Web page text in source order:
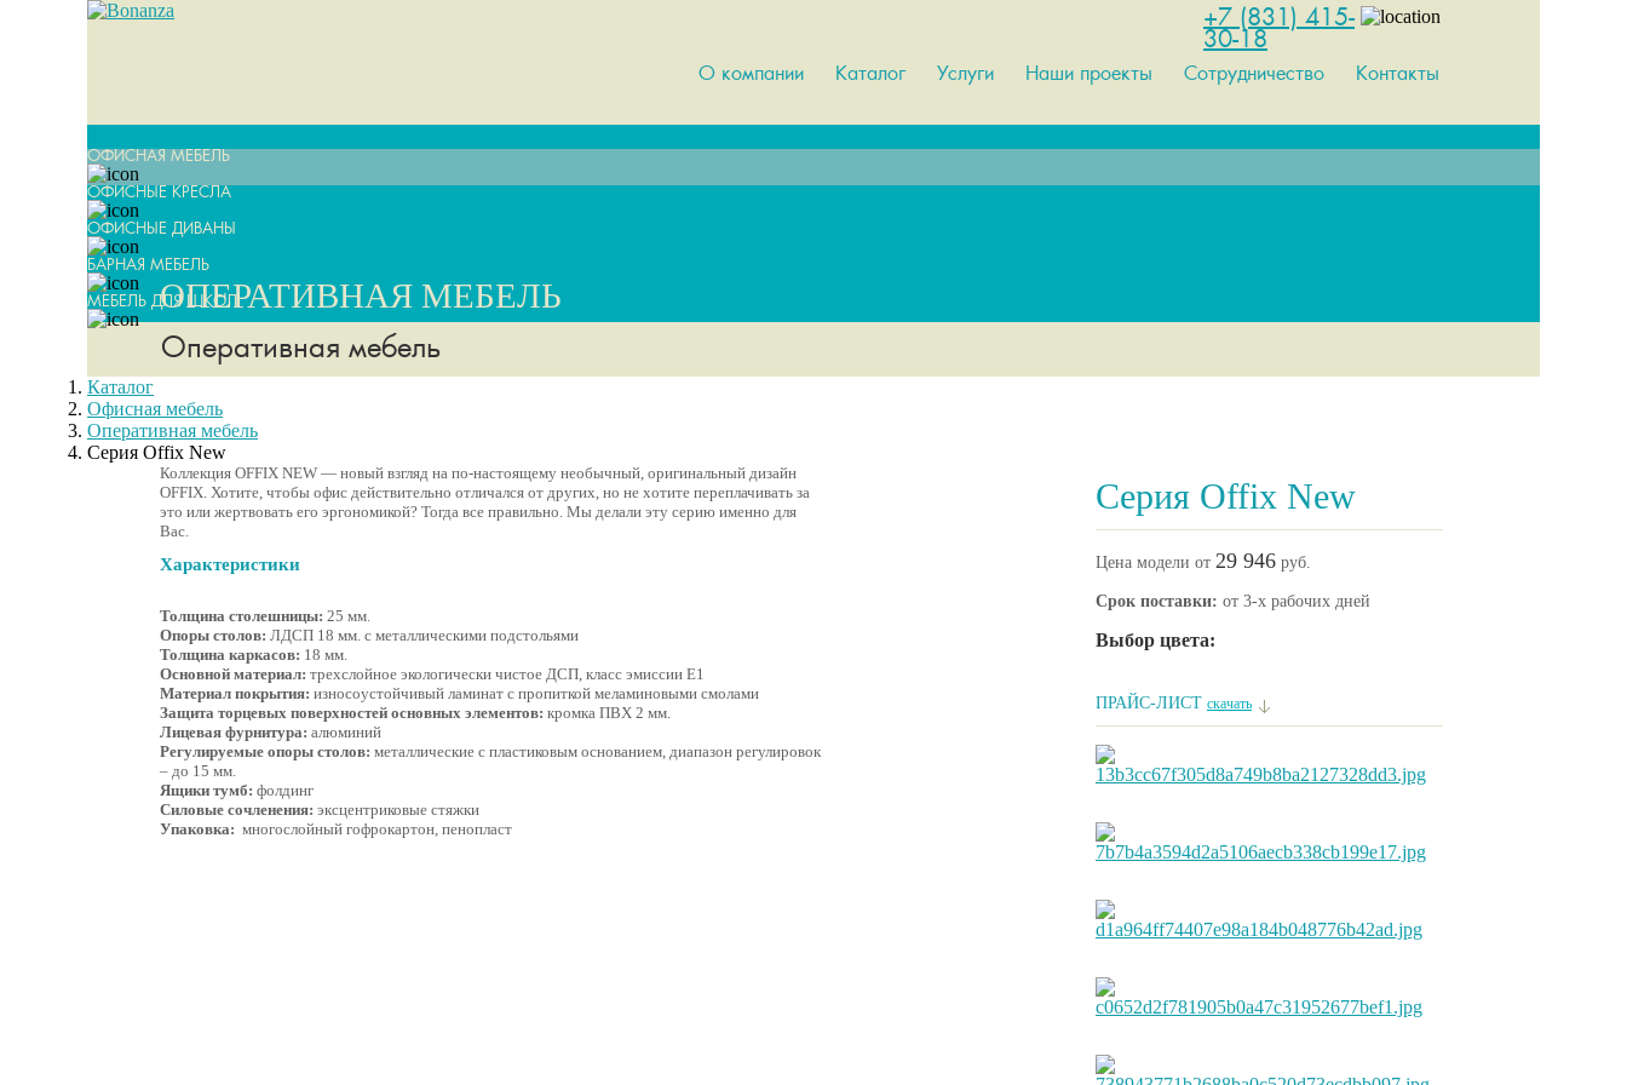
+7 (831) 415-
30-18
О компании Каталог Услуги Наши проекты Сотрудничество Контакты
ОФИСНАЯ МЕБЕЛЬ
ОФИСНЫЕ КРЕСЛА
ОФИСНЫЕ ДИВАНЫ
БАРНАЯ МЕБЕЛЬ
МЕБЕЛЬ ДЛЯ ШКОЛОПЕРАТИВНАЯ МЕБЕЛЬ
Оперативная мебель
Каталог
Офисная мебель
Оперативная мебель
Серия Offix New
Серия Offix New
Цена модели от 29 946 руб.
Срок поставки: от 3-х рабочих дней
Выбор цвета:
ПРАЙС-ЛИСТ скачать
Коллекция OFFIX NEW — новый взгляд на по-настоящему необычный, оригинальный дизайн
OFFIX. Хотите, чтобы офис действительно отличался от других, но не хотите переплачивать за
это или жертвовать его эргономикой? Тогда все правильно. Мы делали эту серию именно для
Вас.
Характеристики
Толщина столешницы: 25 мм.
Опоры столов: ЛДСП 18 мм. с металлическими подстольями
Толщина каркасов: 18 мм.
Основной материал: трехслойное экологически чистое ДСП, класс эмиссии Е1
Материал покрытия: износоустойчивый ламинат с пропиткой меламиновыми смолами
Защита торцевых поверхностей основных элементов: кромка ПВХ 2 мм.
Лицевая фурнитура: алюминий
Регулируемые опоры столов: металлические с пластиковым основанием, диапазон регулировок
– до 15 мм.
Ящики тумб: фолдинг
Силовые сочленения: эксцентриковые стяжки
Упаковка: многослойный гофрокартон, пенопласт